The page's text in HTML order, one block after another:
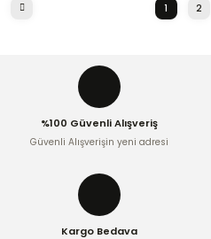
1 2
%100 Güvenli Alışveriş
Güvenli Alışverişin yeni adresi
Kargo Bedava